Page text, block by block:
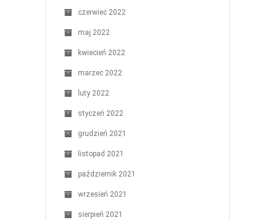
czerwiec 2022
maj 2022
kwiecień 2022
marzec 2022
luty 2022
styczeń 2022
grudzień 2021
listopad 2021
październik 2021
wrzesień 2021
sierpień 2021